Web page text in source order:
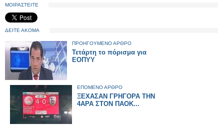
ΜΟΙΡΑΣΤΕΙΤΕ
ΔΕΙΤΕ ΑΚΟΜΑ
ΠΡΟΗΓΟΥΜΕΝΟ ΑΡΘΡΟ
Τετάρτη το πόρισμα για
ΕΟΠΥΥ
ΕΠΟΜΕΝΟ ΑΡΘΡΟ
ΞΕΧΑΣΑΝ ΓΡΗΓΟΡΑ ΤΗΝ
4ΑΡΑ ΣΤΟΝ ΠΑΟΚ...